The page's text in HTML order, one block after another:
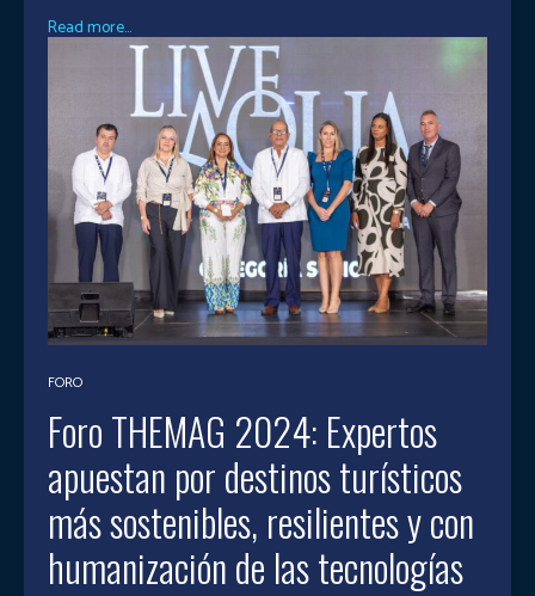
Read more...
FORO
Foro THEMAG 2024: Expertos
apuestan por destinos turísticos
más sostenibles, resilientes y con
humanización de las tecnologías